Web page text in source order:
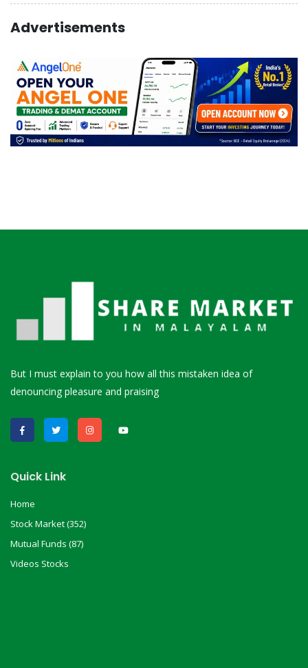
Advertisements
But I must explain to you how all this mistaken idea of
denouncing pleasure and praising
Quick Link
Home
Stock Market (352)
Mutual Funds (87)
Videos Stocks